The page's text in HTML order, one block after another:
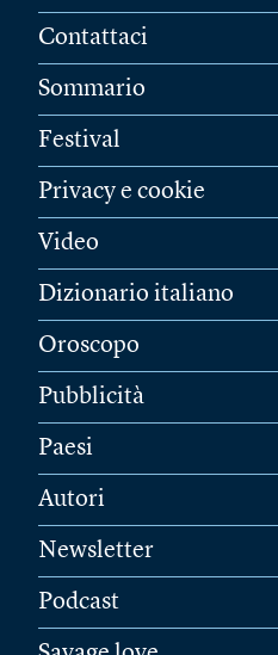
Contattaci
Sommario
Festival
Privacy e cookie
Video
Dizionario italiano
Oroscopo
Pubblicità
Paesi
Autori
Newsletter
Podcast